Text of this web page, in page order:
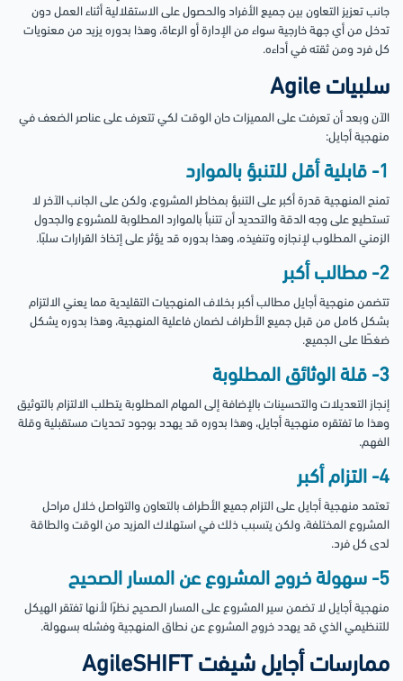
جانب تعزيز التعاون بين جميع الأفراد والحصول على الاستقلالية أثناء العمل دون
تدخل من أي جهة خارجية سواء من الإدارة أو الرعاة، وهذا بدوره يزيد من معنويات
كل فرد ومن ثقته في أداءه.
سلبيات Agile
الآن وبعد أن تعرفت على المميزات حان الوقت لكي تتعرف على عناصر الضعف في
منهجية أجايل:
1- قابلية أقل للتنبؤ بالموارد
تمنح المنهجية قدرة أكبر على التنبؤ بمخاطر المشروع، ولكن على الجانب الآخر لا
تستطيع على وجه الدقة والتحديد أن تتنبأ بالموارد المطلوبة للمشروع والجدول
الزمني المطلوب لإنجازه وتنفيذه، وهذا بدوره قد يؤثر على إتخاذ القرارات سلبًا.
2- مطالب أكبر
تتضمن منهجية أجايل مطالب أكبر بخلاف المنهجيات التقليدية مما يعني الالتزام
بشكل كامل من قبل جميع الأطراف لضمان فاعلية المنهجية، وهذا بدوره يشكل
ضغطًا على الجميع.
3- قلة الوثائق المطلوبة
إنجاز التعديلات والتحسينات بالإضافة إلى المهام المطلوبة يتطلب الالتزام بالتوثيق
وهذا ما تفتقره منهجية أجايل، وهذا بدوره قد يهدد بوجود تحديات مستقبلية وقلة
الفهم.
4- التزام أكبر
تعتمد منهجية أجايل على التزام جميع الأطراف بالتعاون والتواصل خلال مراحل
المشروع المختلفة، ولكن يتسبب ذلك في استهلاك المزيد من الوقت والطاقة
لدى كل فرد.
5- سهولة خروج المشروع عن المسار الصحيح
منهجية أجايل لا تضمن سير المشروع على المسار الصحيح نظرًا لأنها تفتقر الهيكل
للتنظيمي الذي قد يهدد خروج المشروع عن نطاق المنهجية وفشله بسهولة.
ممارسات أجايل شيفت AgileSHIFT